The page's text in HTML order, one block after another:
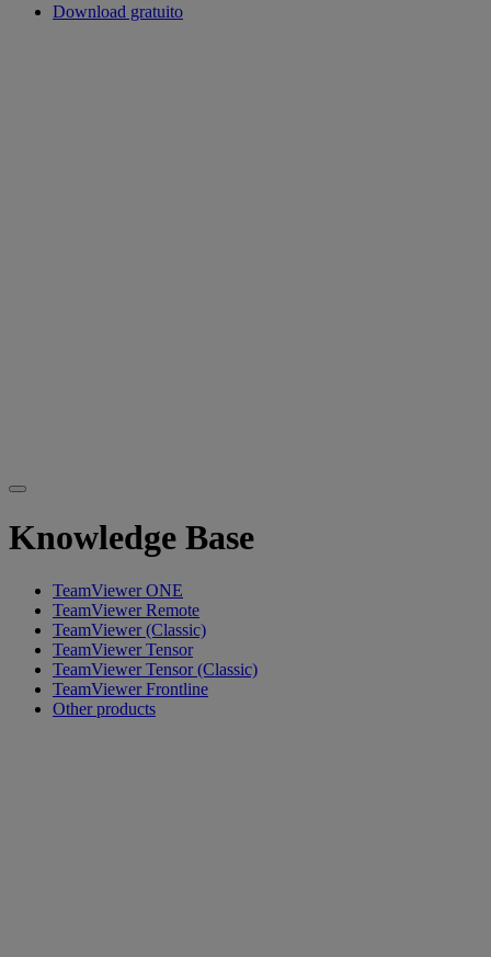
Download gratuito
Knowledge Base
TeamViewer ONE
TeamViewer Remote
TeamViewer (Classic)
TeamViewer Tensor
TeamViewer Tensor (Classic)
TeamViewer Frontline
Other products